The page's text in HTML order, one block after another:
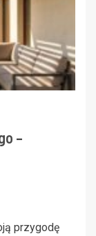
–
przygodę